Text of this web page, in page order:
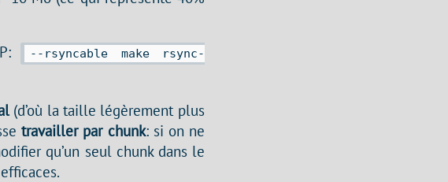
--rsyncable make rsync-
(d’où la taille légèrement plus
travailler par chunk: si on ne
qu’un seul chunk dans le